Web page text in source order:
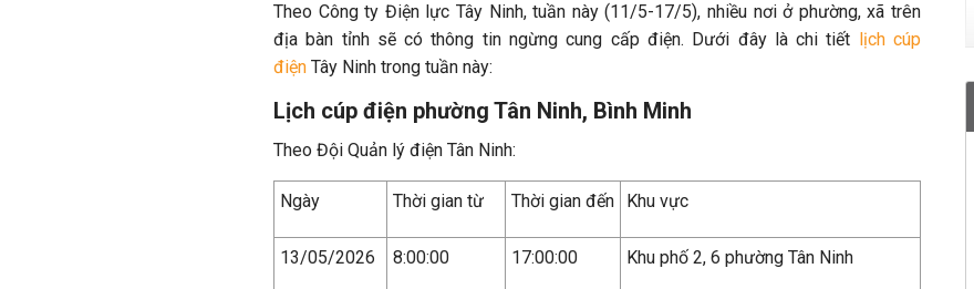
Theo Công ty Điện lực Tây Ninh, tuần này (11/5-17/5), nhiều nơi ở phường, xã trên
địa bàn tỉnh sẽ có thông tin ngừng cung cấp điện. Dưới đây là chi tiết lịch cúp
điện Tây Ninh trong tuần này:
Lịch cúp điện phường Tân Ninh, Bình Minh
Theo Đội Quản lý điện Tân Ninh:
Ngày Thời gian từ Thời gian đến Khu vực
13/05/2026 8:00:00 17:00:00 Khu phố 2, 6 phường Tân Ninh